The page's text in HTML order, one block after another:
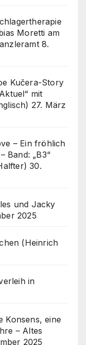
Moretti am
8.
Kučera-Story
mit
27. März
– Ein fröhlich
Band: „B3“
30.
und Jacky
2025
(Heinrich
in
Konsens, eine
– Altes
2025